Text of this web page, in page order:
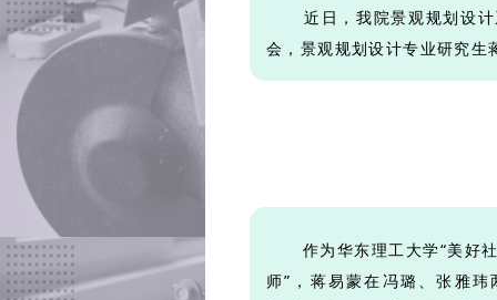
近日，我院景观规划设计
会，景观规划设计专业研究
作为华东理工大学“美好社
师”，蒋易蒙在冯璐、张雅